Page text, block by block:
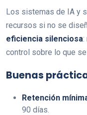
Los sistemas de IA y
recursos si no se
eficiencia silenciosa:
control sobre lo que
Buenas
Retención
90 días.